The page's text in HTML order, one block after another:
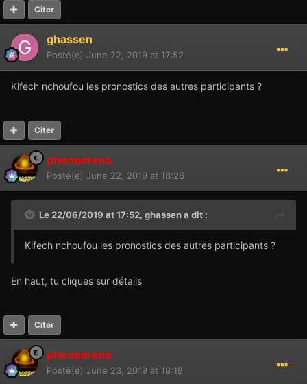
Citer
ghassen
Posté(e) June 22, 2019 at 17:52
Kifech nchoufou les pronostics des autres participants ?
Citer
phenomeno
Posté(e) June 22, 2019 at 18:26
Le 22/06/2019 at 17:52, ghassena dit :
Kifech nchoufou les pronostics des autres participants ?
En haut, tu cliques sur détails
Citer
phenomeno
Posté(e) June 23, 2019 at 18:18